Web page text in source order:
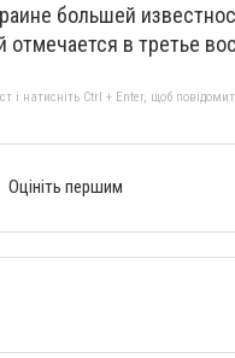
большей
отмечается в третье
і натисніть Ctrl + Enter, щоб
Оцініть першим